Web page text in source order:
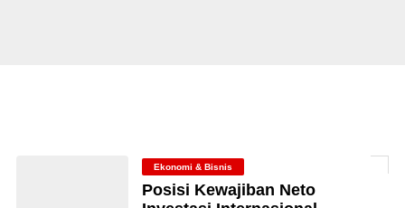
Ekonomi & Bisnis
Posisi Kewajiban Neto